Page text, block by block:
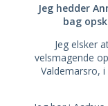
Jeg hedder
bag
Jeg elsker
velsmagende
Valdemarsro,